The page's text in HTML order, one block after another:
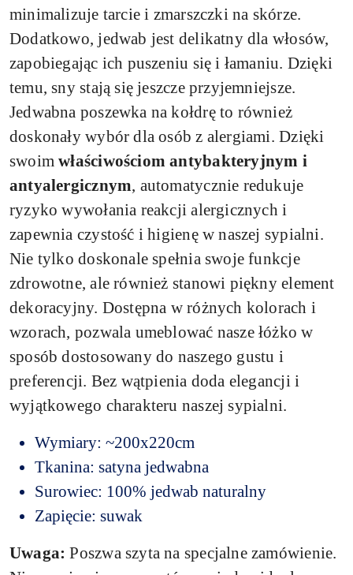
minimalizuje tarcie i zmarszczki na skórze.
Dodatkowo, jedwab jest delikatny dla włosów,
zapobiegając ich puszeniu się i łamaniu. Dzięki
temu, sny stają się jeszcze przyjemniejsze.
Jedwabna poszewka na kołdrę to również
doskonały wybór dla osób z alergiami. Dzięki
swoimwłaściwościom antybakteryjnym i
antyalergicznym, automatycznie redukuje
ryzyko wywołania reakcji alergicznych i
zapewnia czystość i higienę w naszej sypialni.
Nie tylko doskonale spełnia swoje funkcje
zdrowotne, ale również stanowi piękny element
dekoracyjny. Dostępna w różnych kolorach i
wzorach, pozwala umeblować nasze łóżko w
sposób dostosowany do naszego gustu i
preferencji. Bez wątpienia doda elegancji i
wyjątkowego charakteru naszej sypialni.
Wymiary: ~200x220cm
Tkanina: satyna jedwabna
Surowiec: 100% jedwab naturalny
Zapięcie: suwak
Uwaga: Poszwa szyta na specjalne zamówienie.